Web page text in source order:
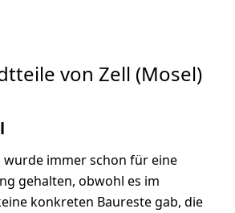
von Zell (Mosel)
wurde immer schon für eine
gehalten, obwohl es im
konkreten Baureste gab, die